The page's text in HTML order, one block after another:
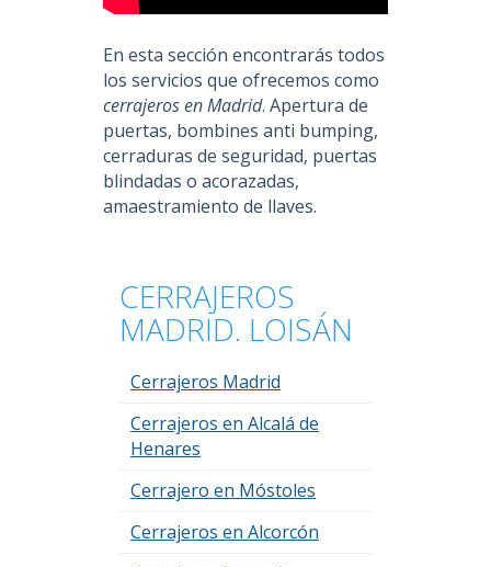
En esta sección encontrarás todos
los servicios que ofrecemos como
cerrajeros en Madrid. Apertura de
puertas, bombines anti bumping,
cerraduras de seguridad, puertas
blindadas o acorazadas,
amaestramiento de llaves.
CERRAJEROS
MADRID. LOISÁN
Cerrajeros Madrid
Cerrajeros en Alcalá de
Henares
Cerrajero en Móstoles
Cerrajeros en Alcorcón